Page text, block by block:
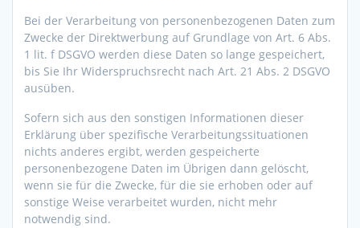
Bei der Verarbeitung von personenbezogenen Daten zum
Zwecke der Direktwerbung auf Grundlage von Art. 6 Abs.
1 lit. f DSGVO werden diese Daten so lange gespeichert,
bis Sie Ihr Widerspruchsrecht nach Art. 21 Abs. 2 DSGVO
ausüben.
Sofern sich aus den sonstigen Informationen dieser
Erklärung über spezifische Verarbeitungssituationen
nichts anderes ergibt, werden gespeicherte
personenbezogene Daten im Übrigen dann gelöscht,
wenn sie für die Zwecke, für die sie erhoben oder auf
sonstige Weise verarbeitet wurden, nicht mehr
notwendig sind.